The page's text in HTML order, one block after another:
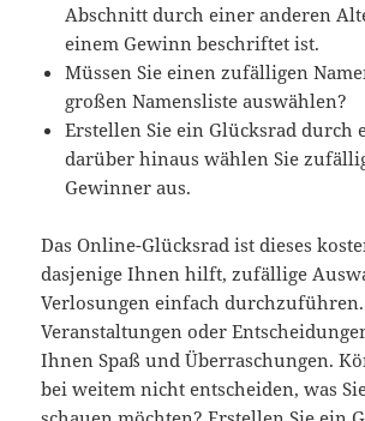
Abschnitt durch einer anderen
einem Gewinn beschriftet ist.
Müssen Sie einen zufälligen
großen Namensliste auswählen?
Erstellen Sie ein Glücksrad durch
darüber hinaus wählen Sie
Gewinner aus.
Das Online-Glücksrad ist dieses
dasjenige Ihnen hilft, zufällige
Verlosungen einfach
Veranstaltungen oder
Ihnen Spaß und Überraschungen.
bei weitem nicht entscheiden, was